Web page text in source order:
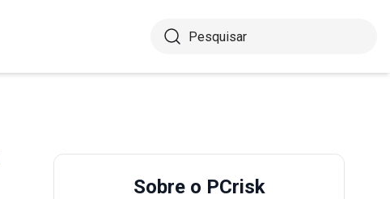
Sobre o PCrisk